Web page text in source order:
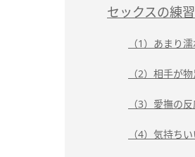
セックスの練
（1）あまり
（2）相手が
（3）愛撫の
（4）気持ち